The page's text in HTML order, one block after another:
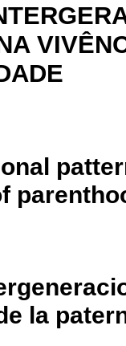
la